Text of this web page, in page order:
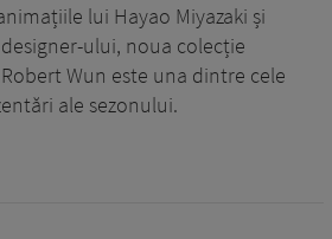
lui Hayao Miyazaki și
ului, noua colecție
Wun este una dintre cele
ale sezonului.